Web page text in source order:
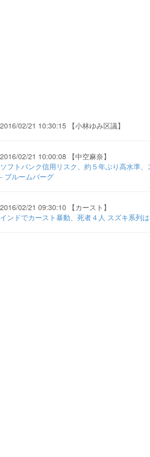
2016/02/21 10:30:15 【小林ゆみ区議】
2016/02/21 10:00:08 【中空麻奈】
ソフトバンク信用リスク、約５年ぶり高水準
- ブルームバーグ
2016/02/21 09:30:10 【カースト】
インドでカースト暴動、死者４人 スズキ系列